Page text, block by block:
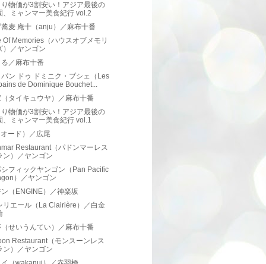
物価が3割安い！アジア最後の
、ミャンマー美食紀行 vol.2
麦 庵十（anju）／麻布十番
Of Memories（ハウスオブメモリ
）／ヤンゴン
／麻布十番
ン ドゥ ドミニク・ブシェ（Les
de Dominique Bouchet...
タイキュウヤ）／麻布十番
物価が3割安い！アジア最後の
、ミャンマー美食紀行 vol.1
ード）／広尾
Restaurant（パドンマーレス
ン）／ヤンゴン
フィックヤンゴン（Pan Pacific
）／ヤンゴン
（ENGINE）／神楽坂
リエール（La Clairière）／白金
せいうんてい）／麻布十番
Restaurant（モンスーンレス
ン）／ヤンゴン